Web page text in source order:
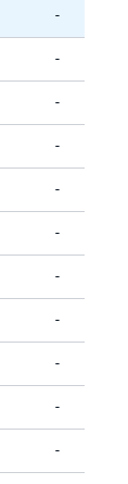
-
-
-
-
-
-
-
-
-
-
-